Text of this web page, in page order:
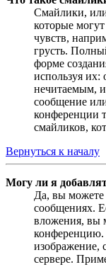
Смайлики,
которые
чувств,
грусть.
форме
используя их:
нечитаемым, и
сообщение
конференции
смайликов,
Вернуться к началу
Могу ли я
Да, вы можете
сообщениях.
вложения, вы
конференцию.
изображение,
сервере.